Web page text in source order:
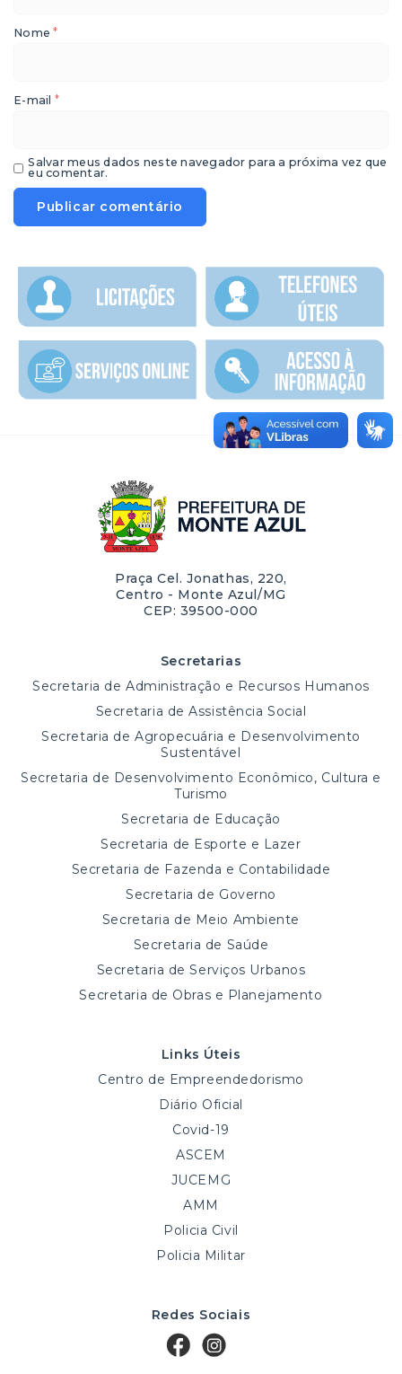
Nome*
E-mail *
Salvar meus dados neste navegador para a próxima vez que
eu comentar.
Praça Cel. Jonathas, 220,
Centro - Monte Azul/MG
CEP: 39500-000
Secretarias
Secretaria de Administração e Recursos Humanos
Secretaria de Assistência Social
Secretaria de Agropecuária e Desenvolvimento
Sustentável
Secretaria de Desenvolvimento Econômico, Cultura e
Turismo
Secretaria de Educação
Secretaria de Esporte e Lazer
Secretaria de Fazenda e Contabilidade
Secretaria de Governo
Secretaria de Meio Ambiente
Secretaria de Saúde
Secretaria de Serviços Urbanos
Secretaria de Obras e Planejamento
Links Úteis
Centro de Empreendedorismo
Diário Oficial
Covid-19
ASCEM
JUCEMG
AMM
Policia Civil
Policia Militar
Redes Sociais